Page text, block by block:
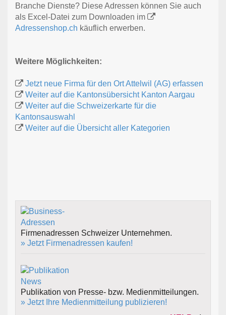
Branche Dienste? Diese Adressen können Sie auch
als Excel-Datei zum Downloaden im
Adressenshop.ch käuflich erwerben.
Weitere Möglichkeiten:
Jetzt neue Firma für den Ort Attelwil (AG) erfassen
Weiter auf die Kantonsübersicht Kanton Aargau
Weiter auf die Schweizerkarte für die
Kantonsauswahl
Weiter auf die Übersicht aller Kategorien
Firmenadressen Schweizer Unternehmen.
» Jetzt Firmenadressen kaufen!
Publikation von Presse- bzw. Medienmitteilungen.
» Jetzt Ihre Medienmitteilung publizieren!